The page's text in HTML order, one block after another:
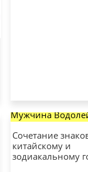
Мужчина
Сочетание
китайскому и
зодиакальному